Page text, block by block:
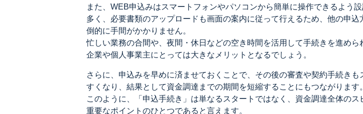
また、WEB申込みはスマートフォンやパソコンから簡単に操作できるよう
多く、必要書類のアップロードも画面の案内に従って行えるため、他の申込
倒的に手間がかかりません。
忙しい業務の合間や、夜間・休日などの空き時間を活用して手続きを進めら
企業や個人事業主にとっては大きなメリットとなるでしょう。
さらに、申込みを早めに済ませておくことで、その後の審査や契約手続きも
すくなり、結果として資金調達までの期間を短縮することにもつながります。
このように、「申込手続き」は単なるスタートではなく、資金調達全体のス
重要なポイントのひとつであると言えます。